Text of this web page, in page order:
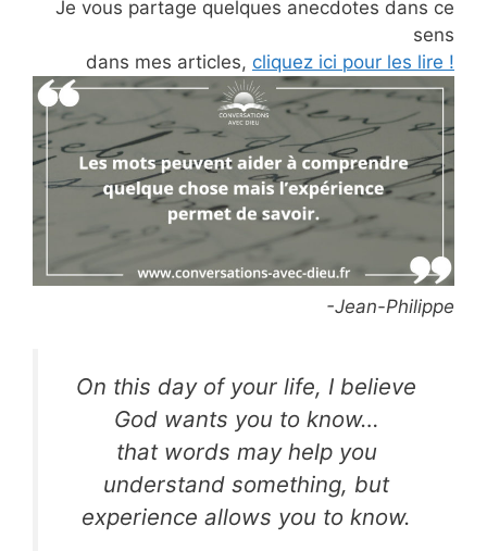
Je vous partage quelques anecdotes dans ce
sens
dans mes articles, cliquez ici pour les lire !
-Jean-Philippe
On this day of your life, I believe
God wants you to know…
that words may help you
understand something, but
experience allows you to know.